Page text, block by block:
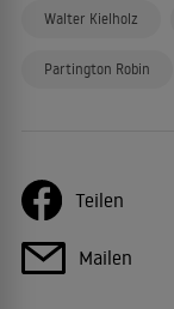
Walter Kielholz
Partington Robin
Teilen
Mailen